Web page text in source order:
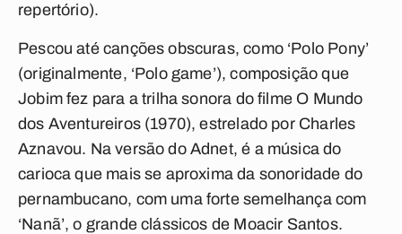
repertório).
Pescou até canções obscuras, como ‘Polo Pony’
(originalmente, ‘Polo game’), composição que
Jobim fez para a trilha sonora do filme O Mundo
dos Aventureiros (1970), estrelado por Charles
Aznavou. Na versão do Adnet, é a música do
carioca que mais se aproxima da sonoridade do
pernambucano, com uma forte semelhança com
‘Nanã’, o grande clássicos de Moacir Santos.